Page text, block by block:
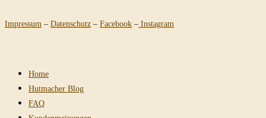
Impressum – Datenschutz – Facebook – Instagram
Home
Hutmacher Blog
FAQ